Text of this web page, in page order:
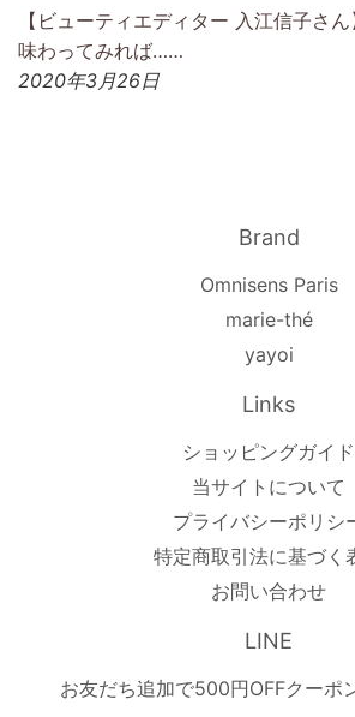
【ビューティエディター 入江信子さ
味わってみれば……
2020年3月26日
Brand
Omnisens Paris
marie-thé
yayoi
Links
ショッピングガイド
当サイトについて
プライバシーポリシ
特定商取引法に基づく
お問い合わせ
LINE
お友だち追加で500円OFFクーポ